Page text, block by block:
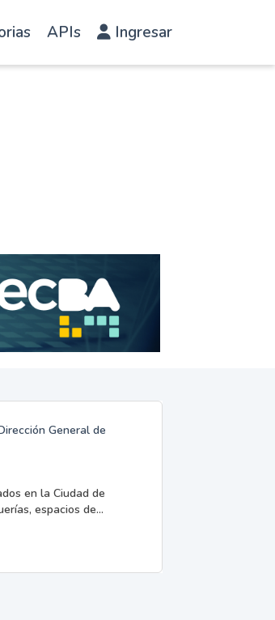
APIs Ingresar
General de
en la Ciudad de
espacios de...